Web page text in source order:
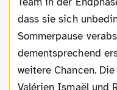
dass sie sich
Sommerpause
dementsprechend
weitere Chancen.
Valérien Ismaël und